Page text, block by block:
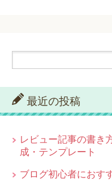
最近の投稿
レビュー記事の書き
成・テンプレート
ブログ初心者におす